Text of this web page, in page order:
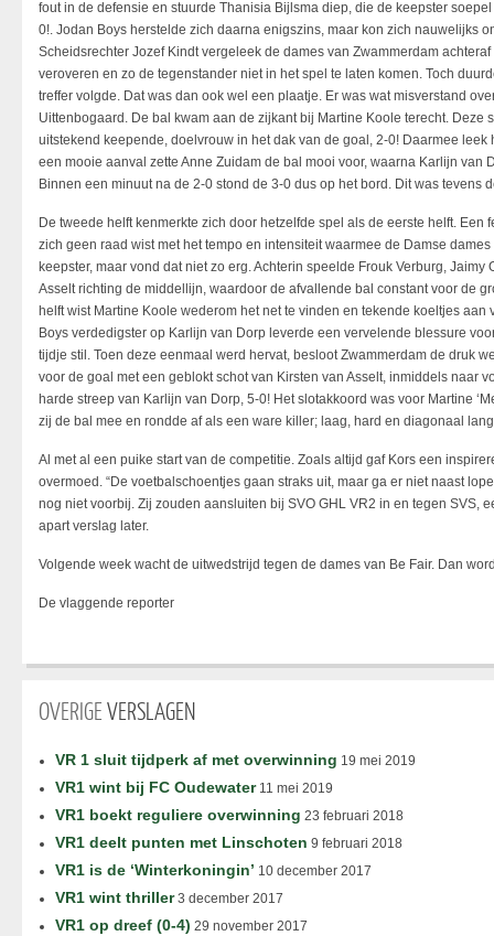
fout in de defensie en stuurde Thanisia Bijlsma diep, die de keepster
0!. Jodan Boys herstelde zich daarna enigszins, maar kon zich nauwelijks
Scheidsrechter Jozef Kindt vergeleek de dames van Zwammerdam
veroveren en zo de tegenstander niet in het spel te laten komen. Toch
treffer volgde. Dat was dan ook wel een plaatje. Er was wat misverstand
Uittenbogaard. De bal kwam aan de zijkant bij Martine Koole terecht. Deze
uitstekend keepende, doelvrouw in het dak van de goal, 2-0! Daarmee
een mooie aanval zette Anne Zuidam de bal mooi voor, waarna Karlijn van
Binnen een minuut na de 2-0 stond de 3-0 dus op het bord. Dit was tevens
De tweede helft kenmerkte zich door hetzelfde spel als de eerste helft. Een
zich geen raad wist met het tempo en intensiteit waarmee de Damse
keepster, maar vond dat niet zo erg. Achterin speelde Frouk Verburg,
Asselt richting de middellijn, waardoor de afvallende bal constant voor de
helft wist Martine Koole wederom het net te vinden en tekende koeltjes
Boys verdedigster op Karlijn van Dorp leverde een vervelende blessure
tijdje stil. Toen deze eenmaal werd hervat, besloot Zwammerdam de druk
voor de goal met een geblokt schot van Kirsten van Asselt, inmiddels naar
harde streep van Karlijn van Dorp, 5-0! Het slotakkoord was voor Martine
zij de bal mee en rondde af als een ware killer; laag, hard en diagonaal
Al met al een puike start van de competitie. Zoals altijd gaf Kors een
overmoed. “De voetbalschoentjes gaan straks uit, maar ga er niet naast
nog niet voorbij. Zij zouden aansluiten bij SVO GHL VR2 in en tegen SVS,
apart verslag later.
Volgende week wacht de uitwedstrijd tegen de dames van Be Fair. Dan
De vlaggende reporter
OVERIGEVERSLAGEN
VR 1 sluit tijdperk af met overwinning 19 mei 2019
VR1 wint bij FC Oudewater11 mei 2019
VR1 boekt reguliere overwinning 23 februari 2018
VR1 deelt punten met Linschoten 9 februari 2018
VR1 is de ‘Winterkoningin’ 10 december 2017
VR1 wint thriller3 december 2017
VR1 op dreef (0-4) 29 november 2017